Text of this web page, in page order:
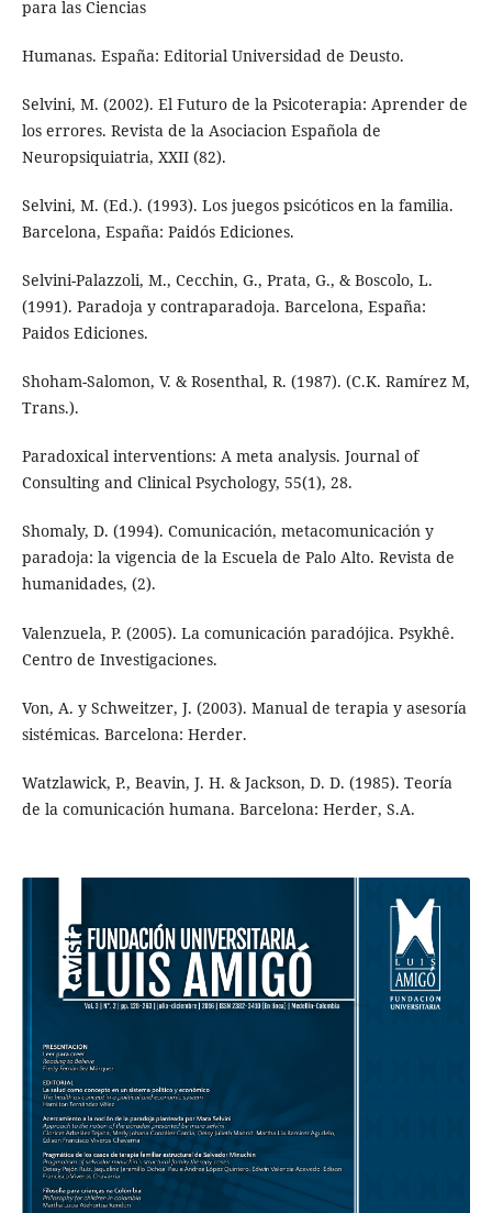
para las Ciencias
Humanas. España: Editorial Universidad de Deusto.
Selvini, M. (2002). El Futuro de la Psicoterapia: Aprender de
los errores. Revista de la Asociacion Española de
Neuropsiquiatria, XXII (82).
Selvini, M. (Ed.). (1993). Los juegos psicóticos en la familia.
Barcelona, España: Paidós Ediciones.
Selvini-Palazzoli, M., Cecchin, G., Prata, G., & Boscolo, L.
(1991). Paradoja y contraparadoja. Barcelona, España:
Paidos Ediciones.
Shoham-Salomon, V. & Rosenthal, R. (1987). (C.K. Ramírez M,
Trans.).
Paradoxical interventions: A meta analysis. Journal of
Consulting and Clinical Psychology, 55(1), 28.
Shomaly, D. (1994). Comunicación, metacomunicación y
paradoja: la vigencia de la Escuela de Palo Alto. Revista de
humanidades, (2).
Valenzuela, P. (2005). La comunicación paradójica. Psykhê.
Centro de Investigaciones.
Von, A. y Schweitzer, J. (2003). Manual de terapia y asesoría
sistémicas. Barcelona: Herder.
Watzlawick, P., Beavin, J. H. & Jackson, D. D. (1985). Teoría
de la comunicación humana. Barcelona: Herder, S.A.